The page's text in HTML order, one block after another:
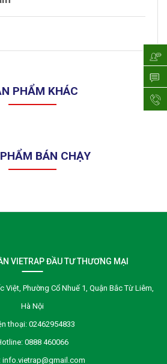
PHẨM KHÁC
BÁN CHẠY
VIETRAP ĐẦU TƯ THƯƠNG MẠI
Việt, Phường Cổ Nhuế 1, Quận Bắc Từ Liêm,
Hà Nội
thoại:02462954833
0888 460066
info.vietrap@gmail.com